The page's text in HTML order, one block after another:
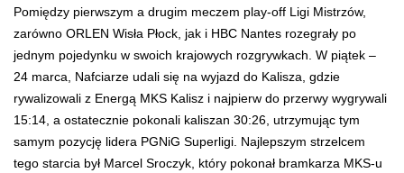
Pomiędzy pierwszym a drugim meczem play-off Ligi Mistrzów,
zarówno ORLEN Wisła Płock, jak i HBC Nantes rozegrały po
jednym pojedynku w swoich krajowych rozgrywkach. W piątek –
24 marca, Nafciarze udali się na wyjazd do Kalisza, gdzie
rywalizowali z Energą MKS Kalisz i najpierw do przerwy wygrywali
15:14, a ostatecznie pokonali kaliszan 30:26, utrzymując tym
samym pozycję lidera PGNiG Superligi. Najlepszym strzelcem
tego starcia był Marcel Sroczyk, który pokonał bramkarza MKS-u